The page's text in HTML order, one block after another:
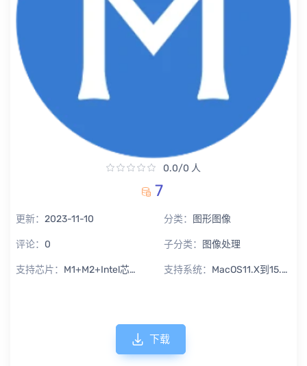
0.0/0 人
7
更新： 2023-11-10 分类： 图形图像
评论： 0 子分类： 图像处理
支持芯片： M1+M2+Intel芯片通用 支持系统： MacOS11.X到15.X Sequoia
下载